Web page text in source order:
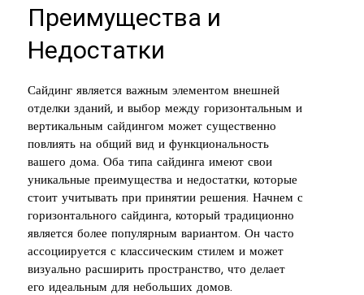
Преимущества и
Недостатки
Сайдинг является важным элементом внешней
отделки зданий, и выбор между горизонтальным и
вертикальным сайдингом может существенно
повлиять на общий вид и функциональность
вашего дома. Оба типа сайдинга имеют свои
уникальные преимущества и недостатки, которые
стоит учитывать при принятии решения. Начнем с
горизонтального сайдинга, который традиционно
является более популярным вариантом. Он часто
ассоциируется с классическим стилем и может
визуально расширить пространство, что делает
его идеальным для небольших домов.